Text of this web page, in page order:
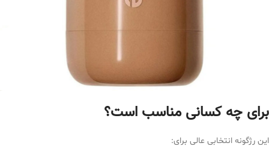
برای چه کسانی مناسب است؟
این رژگونه انتخابی عالی برای: